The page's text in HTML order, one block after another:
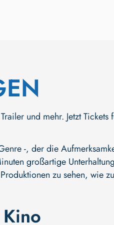
und mehr. Jetzt Tickets
-, der die
großartige
zu sehen, wie